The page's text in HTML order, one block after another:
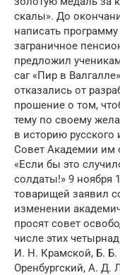
скалы». До
написать
заграничное
предложил
саг «Пир в
отказались от
прошение о том,
тему по своему
в историю русского
Совет Академии им
«Если бы это
солдаты!» 9 ноября
товарищей заявил
изменении
просят совет
числе этих
И. Н. Крамской, Б.
Оренбургский, А. Д.